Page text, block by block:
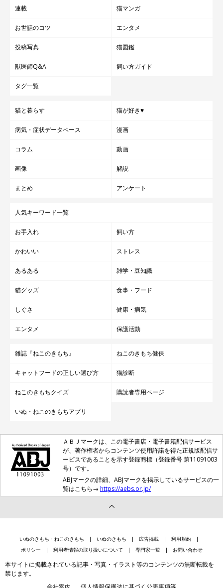
連載 猫マンガ
お世話のコツ エンタメ
投稿写真 猫図鑑
獣医師Q&A 飼い方ガイド
タグ一覧
猫と暮らす 猫が好き♥
病気・症状データベース 漫画
コラム 動画
画像 解説
まとめ アンケート
人気キーワード一覧
お手入れ 飼い方
かわいい ストレス
あるある 雑学・豆知識
猫グッズ 食事・フード
しぐさ 健康・病気
エンタメ 保護活動
雑誌『ねこのきもち』 ねこのきもち健保
キャットフードの正しい選び方 猫診断
ねこのきもちクイズ 購読者専用ページ
いぬ・ねこのきもちアプリ
ＡＢＪマークは、この電子書店・電子書籍配信サービス
が、著作権者からコンテンツ使用許諾を得た正規版配信サ
ービスであることを示す登録商標（登録番号 第11091003
号）です。
ABJマークの詳細、ABJマークを掲示しているサービスの一
覧はこちら→ https://aebs.or.jp/
いぬのきもち・ねこのきもち いぬのきもち 広告掲載
利用規約
ポリシー
利用者情報の取り扱いについて 専門家一覧 お問い合わせ
本サイトに掲載されている記事・写真・イラスト等のコンテンツの無断転載を
禁じます。